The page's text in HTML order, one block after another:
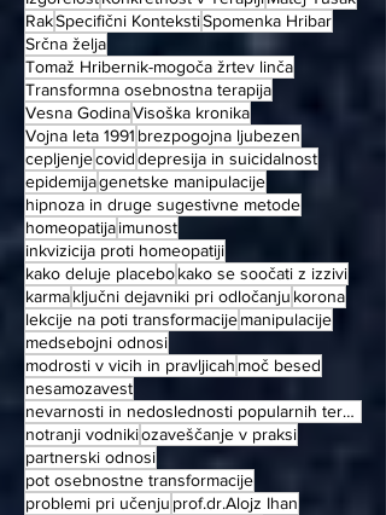
RakSpecifični KontekstiSpomenka Hribar
Srčna želja
Tomaž Hribernik-mogoča žrtev linča
Transformna osebnostna terapija
Vesna GodinaVisoška kronika
Vojna leta 1991 brezpogojna ljubezen
cepljenjecoviddepresija in suicidalnost
epidemijagenetske manipulacije
hipnoza in druge sugestivne metode
homeopatijaimunost
inkvizicija proti homeopatiji
kako deluje placebokako se soočati z izzivi
karmaključni dejavniki pri odločanju korona
lekcije na poti transformacijemanipulacije
medsebojni odnosi
modrosti v vicih in pravljicah moč besed
nesamozavest
nevarnosti in nedoslednosti popularnih terapjiskih metod
notranji vodnikiozaveščanje v praksi
partnerski odnosi
pot osebnostne transformacije
problemi pri učenju prof.dr.Alojz Ihan